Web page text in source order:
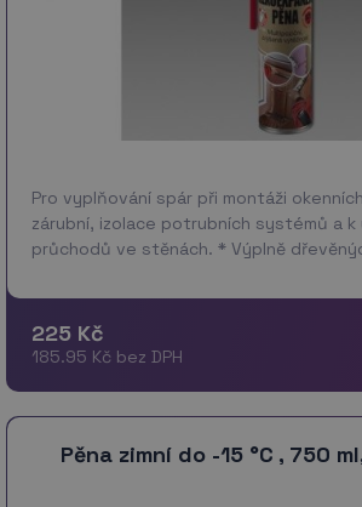
Pro vyplňování spár při montáži
zárubní, izolace potrubních systémů a
průchodů ve stěnách. * Výplně
225 Kč
185.95 Kč bez DPH
Pěna zimní do -15 °C , 750